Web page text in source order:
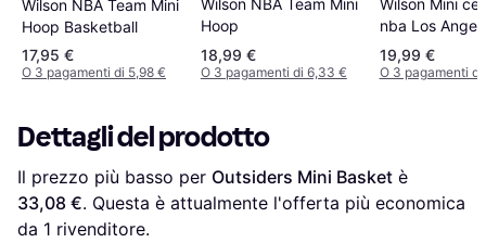
Wilson NBA Team Mini
Hoop Basketball
17,95 €
O 3 pagamenti di 5,98 €
Hoop
18,99 €
O 3 pagamenti di 6,33 €
Wilson Mini
nba Los
Clippers
19,99 €
O 3 pagamenti di
Dettagli del prodotto
Il prezzo più basso per Outsiders Mini Basket
33,08 €. Questa è attualmente l'offerta più economica
da 1 rivenditore.